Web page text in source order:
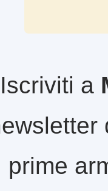
Iscriviti a
prime